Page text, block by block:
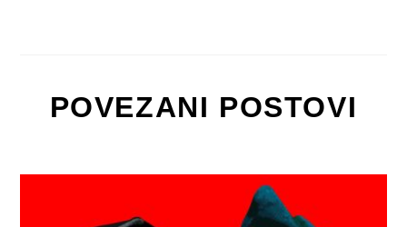
POVEZANI POSTOVI